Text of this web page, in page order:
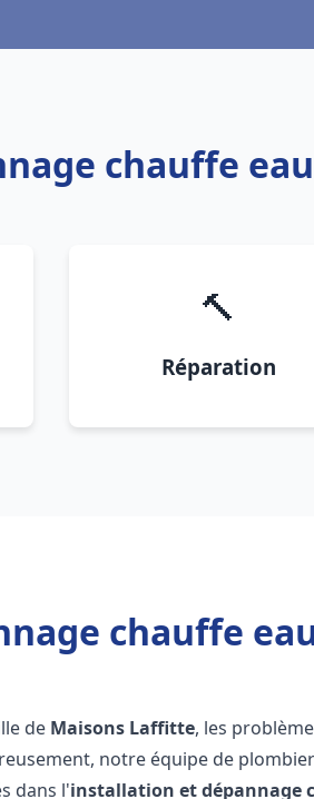
chauffe
🔨
Réparation
chauffe
de Maisons Laffitte, les
notre équipe de
dans l'installation et dépannage